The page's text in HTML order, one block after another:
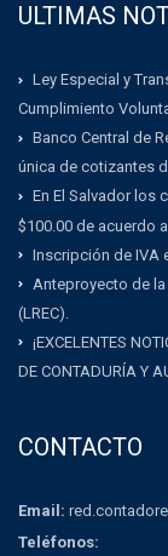
ULTIMAS
Ley Especial y
Cumplimiento
Banco Central de
única de cotizantes
En El Salvador los
$100.00 de acuerdo
Inscripción de IVA
Anteproyecto de
(LREC).
¡EXCELENTES
DE CONTADURÍA Y
CONTACTO
Email:
Teléfonos: